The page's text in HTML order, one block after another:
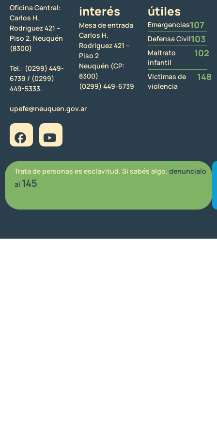
Oficina Central:
Carlos H.
Rodriguez 421 –
Piso 2. Neuquén
(8300)
Tel.: (0299) 449-
6739 / (0299)
449-5333.
upefe@neuquen.gov.ar
interés
Mesa de entrada
Carlos H.
Rodriguez 421 –
Piso 2
Neuquén (CP:
8300)
(0299) 449-6739
útiles
Emergencias107
Defensa Civil103
Maltrato
infantil
102
Víctimas de
violencia
148
Trata de personas es esclavitud. Si sabés algo, denuncialo
al 145